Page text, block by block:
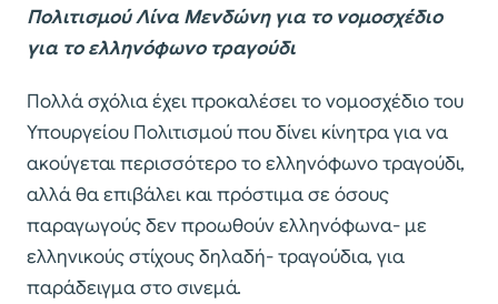
Πολιτισμού Λίνα Μενδώνη για το νομοσχέδιο
για το ελληνόφωνο τραγούδι
Πολλά σχόλια έχει προκαλέσει το νομοσχέδιο του
Υπουργείου Πολιτισμού που δίνει κίνητρα για να
ακούγεται περισσότερο το ελληνόφωνο τραγούδι,
αλλά θα επιβάλει και πρόστιμα σε όσους
παραγωγούς δεν προωθούν ελληνόφωνα- με
ελληνικούς στίχους δηλαδή- τραγούδια, για
παράδειγμα στο σινεμά.